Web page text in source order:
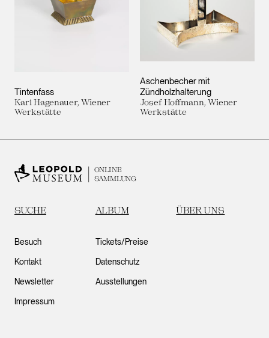
Tintenfass
Karl Hagenauer, Wiener
Werkstätte
Aschenbecher mit
Zündholzhalterung
Josef Hoffmann, Wiener
Werkstätte
ONLINE
SAMMLUNG
SUCHE ALBUM ÜBER UNS
Besuch
Kontakt
Newsletter
Impressum
Tickets/Preise
Datenschutz
Ausstellungen